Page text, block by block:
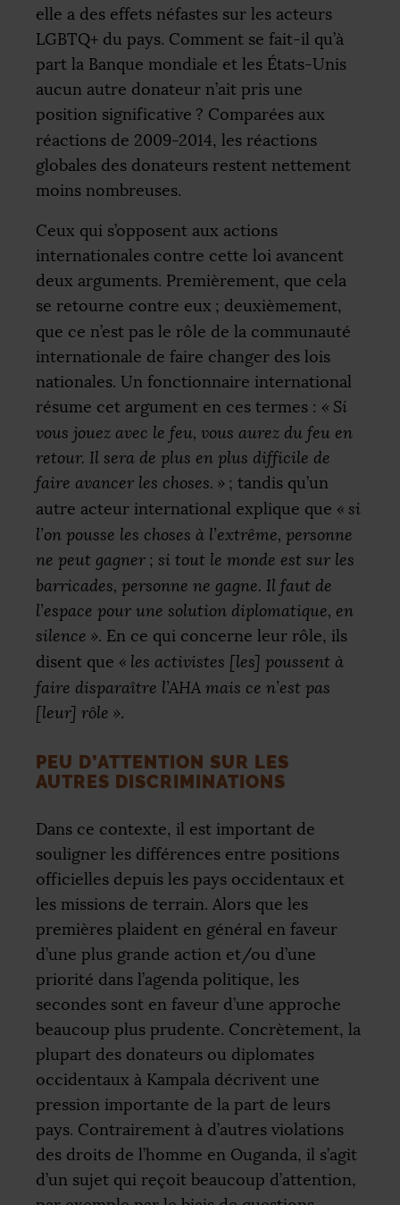
elle a des effets néfastes sur les acteurs
LGBTQ+ du pays. Comment se fait-il qu’à
part la Banque mondiale et les États-Unis
aucun autre donateur n’ait pris une
position significative ? Comparées aux
réactions de 2009-2014, les réactions
globales des donateurs restent nettement
moins nombreuses.
Ceux qui s’opposent aux actions
internationales contre cette loi avancent
deux arguments. Premièrement, que cela
se retourne contre eux ; deuxièmement,
que ce n’est pas le rôle de la communauté
internationale de faire changer des lois
nationales. Un fonctionnaire international
résume cet argument en ces termes : « Si
vous jouez avec le feu, vous aurez du feu en
retour. Il sera de plus en plus difficile de
faire avancer les choses. » ; tandis qu’un
autre acteur international explique que « si
l’on pousse les choses à l’extrême, personne
ne peut gagner ; si tout le monde est sur les
barricades, personne ne gagne. Il faut de
l’espace pour une solution diplomatique, en
silence ». En ce qui concerne leur rôle, ils
disent que « les activistes [les] poussent à
faire disparaître l’AHA mais ce n’est pas
[leur] rôle ».
PEU D’ATTENTION SUR LES
AUTRES DISCRIMINATIONS
Dans ce contexte, il est important de
souligner les différences entre positions
officielles depuis les pays occidentaux et
les missions de terrain. Alors que les
premières plaident en général en faveur
d’une plus grande action et/ou d’une
priorité dans l’agenda politique, les
secondes sont en faveur d’une approche
beaucoup plus prudente. Concrètement, la
plupart des donateurs ou diplomates
occidentaux à Kampala décrivent une
pression importante de la part de leurs
pays. Contrairement à d’autres violations
des droits de l’homme en Ouganda, il s’agit
d’un sujet qui reçoit beaucoup d’attention,